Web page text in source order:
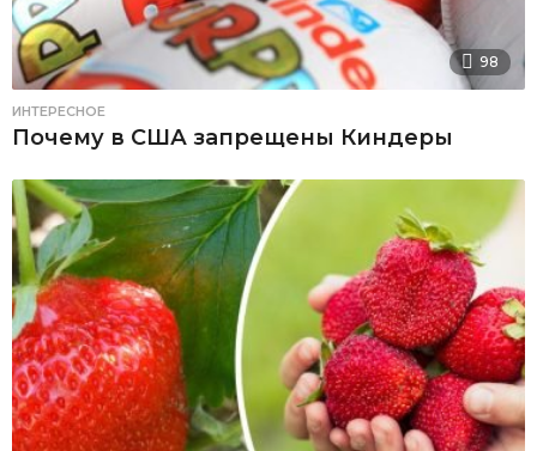
98
ИНТЕРЕСНОЕ
Почему в США запрещены Киндеры